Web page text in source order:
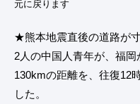
元に戻ります
★熊本地震直後の道路が
2人の中国人青年が、福
130kmの距離を、往復12
した。